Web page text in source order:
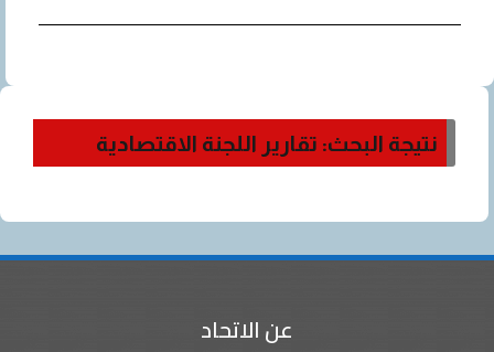
نتيجة البحث: تقارير اللجنة الاقتصادية
عن الاتحاد